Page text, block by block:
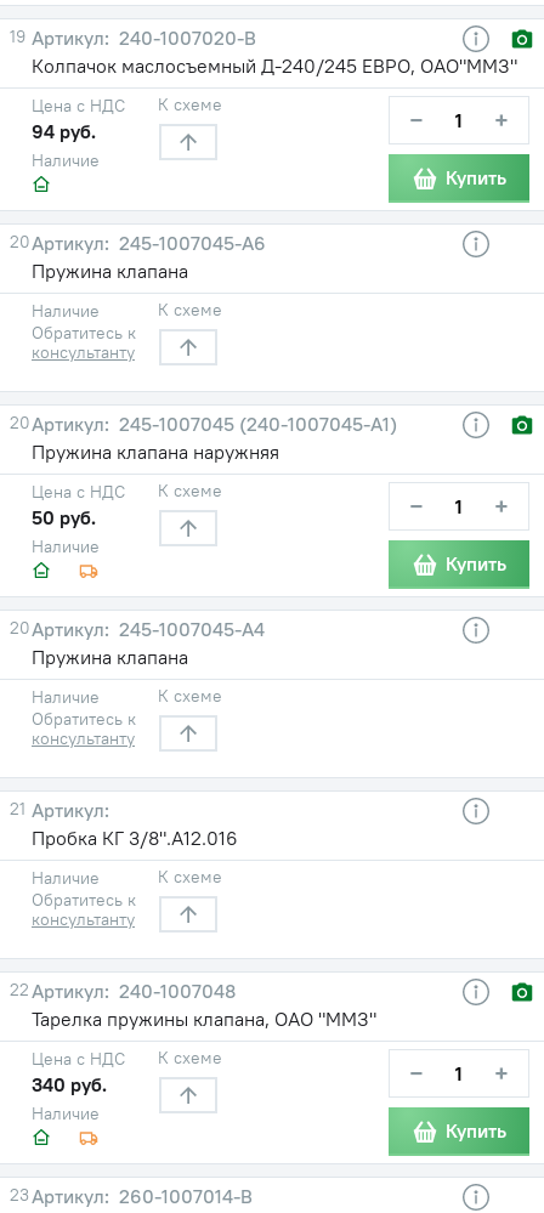
19
240-1007020-В
Колпачок маслосъемный Д-240/245 ЕВРО, ОАО"ММЗ"
Наличие
Цена с НДС
94 руб.
К схеме − +
Купить
20
245-1007045-А6
Пружина клапана
Наличие
Обратитесь к
консультанту
К схеме
20
245-1007045 (240-1007045-А1)
Пружина клапана наружняя
Наличие
Цена с НДС
50 руб.
К схеме − +
Купить
20
245-1007045-А4
Пружина клапана
Наличие
Обратитесь к
консультанту
К схеме
21
Пробка КГ 3/8".А12.016
Наличие
Обратитесь к
консультанту
К схеме
22
240-1007048
Тарелка пружины клапана, ОАО "ММЗ"
Наличие
Цена с НДС
340 руб.
К схеме − +
Купить
23
260-1007014-В